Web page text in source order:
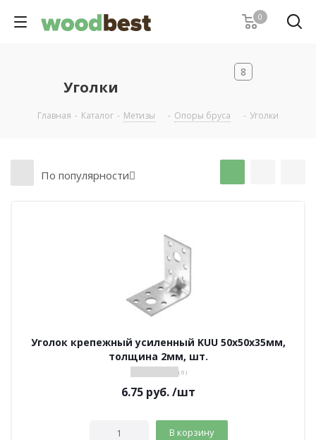
0
Уголки
8
Главная - Каталог - Метизы - Опоры бруса - Уголки
По популярности
Уголок крепежный усиленный KUU 50х50х35мм,
толщина 2мм, шт.
( 0 )
6.75 руб./шт
В корзину